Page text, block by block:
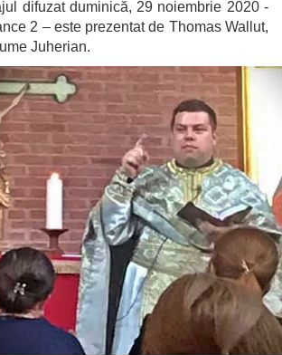
difuzat duminică, 29 noiembrie 2020 -
2 – este prezentat de Thomas Wallut,
Juherian.